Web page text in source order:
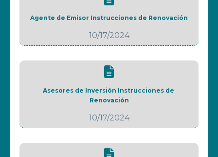
Agente de Emisor Instrucciones de Renovación
10/17/2024
Asesores de Inversión Instrucciones de
Renovación
10/17/2024